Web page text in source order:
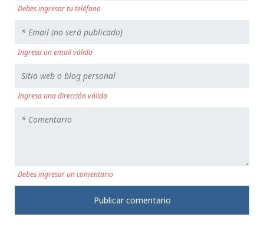
Debes ingresar tu teléfono
Ingresa un email válido
Ingresa una dirección válida
Debes ingresar un comentario